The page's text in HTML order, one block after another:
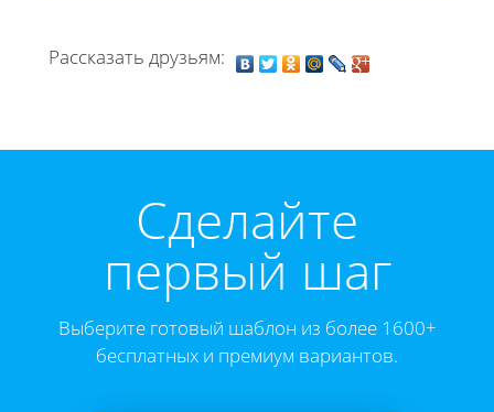
Рассказать друзьям:
Cделайте
первый шаг
Выберите готовый шаблон из более 1600+
бесплатных и премиум вариантов.